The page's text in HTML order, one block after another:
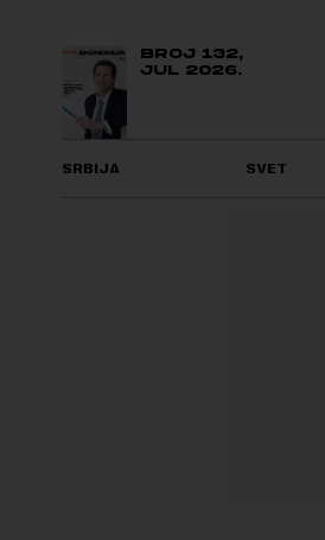
BROJ 132,
JUL 2026.
SRBIJA SVET